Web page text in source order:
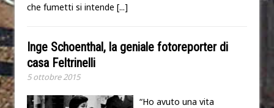
che fumetti si intende [...]
Inge Schoenthal, la geniale fotoreporter di
casa Feltrinelli
5 ottobre 2015
“Ho avuto una vita